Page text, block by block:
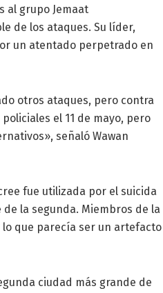
al grupo Jemaat
de los ataques. Su líder,
un atentado perpetrado en
otros ataques, pero contra
el 11 de mayo, pero
señaló Wawan
fue utilizada por el suicida
la segunda. Miembros de la
que parecía ser un artefacto
ciudad más grande de